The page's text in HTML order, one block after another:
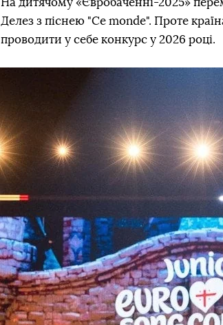
На дитячому «Євробаченні-2025»
Делез з піснею "Ce monde". Проте
проводити у себе конкурс у 2026 році.